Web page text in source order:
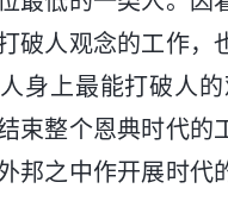
破人观念的工作
身上最能打破人
束整个恩典时代的
邦之中作开展时代